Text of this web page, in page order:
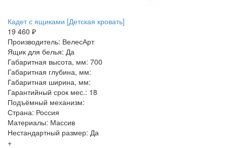
Кадет с ящиками [Детская кровать]
19 460 ₽
Производитель: ВелесАрт
Ящик для белья: Да
Габаритная высота, мм: 700
Габаритная глубина, мм:
Габаритная ширина, мм:
Гарантийный срок мес.: 18
Подъёмный механизм:
Страна: Россия
Материалы: Массив
Нестандартный размер: Да
+